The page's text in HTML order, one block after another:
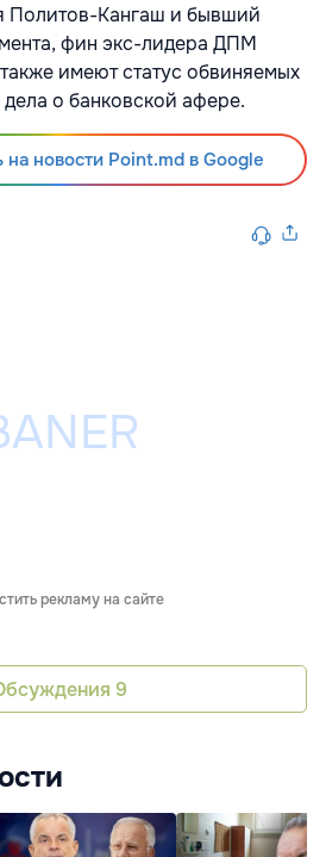
Политов-Кангаш и бывший
фин экс-лидера ДПМ
имеют статус обвиняемых
о банковской афере.
новости Point.md в Google
рекламу на сайте
9